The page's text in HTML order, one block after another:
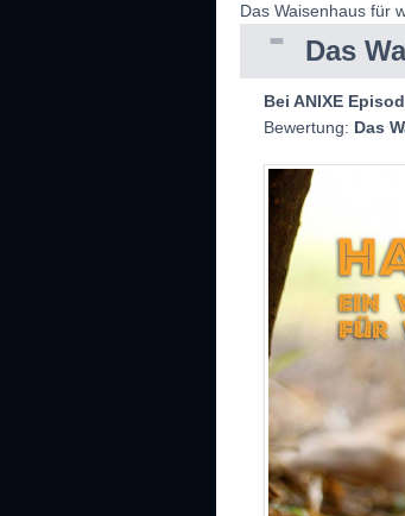
Das Waisenhaus für
Das
Bei ANIXE
Bewertung: Das